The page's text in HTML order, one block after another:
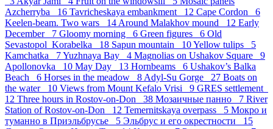
Azcherryba 16 Tavricheskaya embankment 12 Cape Cordon 6
Keelen-beam. Two wars 14 Around Malakhov mound 12 Early
December 7 Gloomy morning 6 Green figures 6 Old
Sevastopol_Korabelka 18 Sapun mountain 10Yellow tulips 5
Kamchatka 7Yuzhnaya Bay 4 Magnolias on Ushakov Square 9
Apollonovka 10 May Day 13 Hornbeams 6 Ushakov’s Balka
Beach 6 Horses in the meadow 8 Adyl-Su Gorge 27 Boats on
the water 10 Views from Mount Kefalo Vrisi 9 GRES settlement
12 Three hours in Rostov-on-Don 38 Мозаичные панно 7 River
Station of Rostov-on-Don 12 Temernitskaya overpass 5 Мокро и
туманно в Приэльбрусье 5 Эльбрус и его окрестности 15